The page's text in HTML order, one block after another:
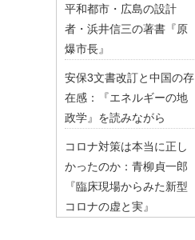
平和都市・広島の設計
者・浜井信三の著書『原
爆市長』
安保3文書改訂と中国の存
在感：『エネルギーの地
政学』を読みながら
コロナ対策は本当に正し
かったのか：青柳貞一郎
『臨床現場からみた新型
コロナの虚と実』